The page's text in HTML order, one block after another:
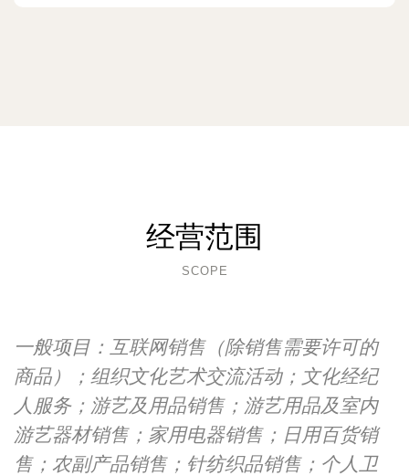
经营范围
SCOPE
一般项目：互联网销售（除销售需要许可的
商品）；组织文化艺术交流活动；文化经纪
人服务；游艺及用品销售；游艺用品及室内
游艺器材销售；家用电器销售；日用百货销
售；农副产品销售；针纺织品销售；个人卫